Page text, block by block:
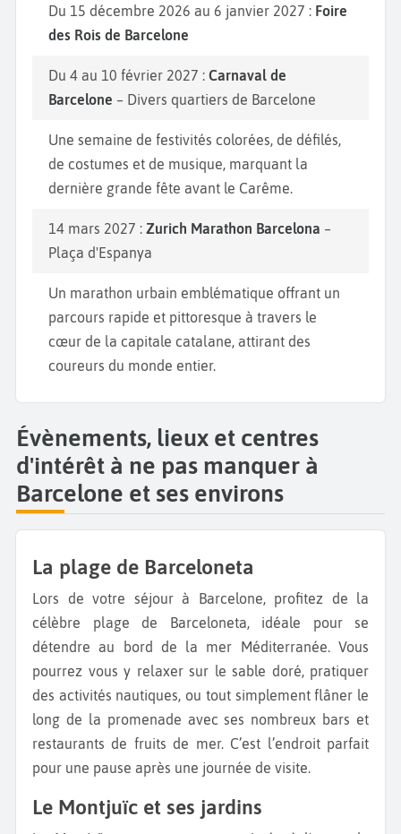
Du 15 décembre 2026 au 6 janvier 2027 : Foire
des Rois de Barcelone
Du 4 au 10 février 2027 : Carnaval de
Barcelone – Divers quartiers de Barcelone
Une semaine de festivités colorées, de défilés,
de costumes et de musique, marquant la
dernière grande fête avant le Carême.
14 mars 2027 : Zurich Marathon Barcelona –
Plaça d'Espanya
Un marathon urbain emblématique offrant un
parcours rapide et pittoresque à travers le
cœur de la capitale catalane, attirant des
coureurs du monde entier.
Évènements, lieux et centres
d'intérêt à ne pas manquer à
Barcelone et ses environs
La plage de Barceloneta
Lors de votre séjour à Barcelone, profitez de la
célèbre plage de Barceloneta, idéale pour se
détendre au bord de la mer Méditerranée. Vous
pourrez vous y relaxer sur le sable doré, pratiquer
des activités nautiques, ou tout simplement flâner le
long de la promenade avec ses nombreux bars et
restaurants de fruits de mer. C’est l’endroit parfait
pour une pause après une journée de visite.
Le Montjuïc et ses jardins